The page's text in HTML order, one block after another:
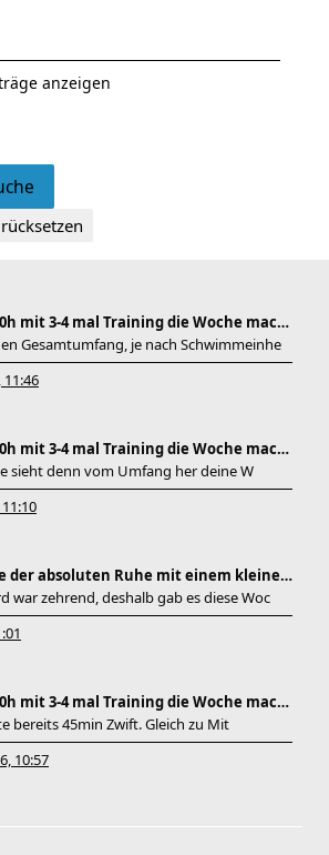
anzeigen
Re: Sub 3:20h mit 3-4 mal Training die Woche machb
Gesamtumfang, je nach Schwimmeinhe
11:46
Re: Sub 3:20h mit 3-4 mal Training die Woche machb
sieht denn vom Umfang her deine W
Eine Woche der absoluten Ruhe mit einem kleinen Pe
war zehrend, deshalb gab es diese Woc
Re: Sub 3:20h mit 3-4 mal Training die Woche machb
bereits 45min Zwift. Gleich zu Mit
10:57